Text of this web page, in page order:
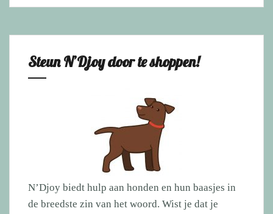
Steun N’Djoy door te shoppen!
N’Djoy biedt hulp aan honden en hun baasjes in
de breedste zin van het woord. Wist je dat je